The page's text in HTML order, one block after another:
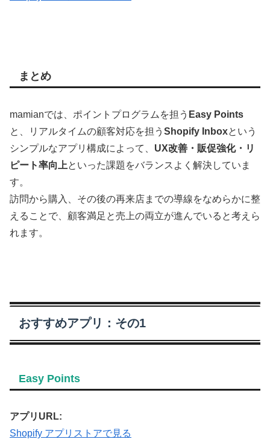
まとめ
mamianでは、ポイントプログラムを担う Easy Points
と、リアルタイムの顧客対応を担う Shopify Inboxという
シンプルなアプリ構成によって、 UX改善・販促強化・リ
ピート率向上といった課題をバランスよく解決していま
す。
訪問から購入、その後の再来店までの導線をなめらかに整
えることで、顧客満足と売上の両立が進んでいると考えら
れます。
おすすめアプリ：その1
Easy Points
アプリURL:
Shopify アプリストアで見る